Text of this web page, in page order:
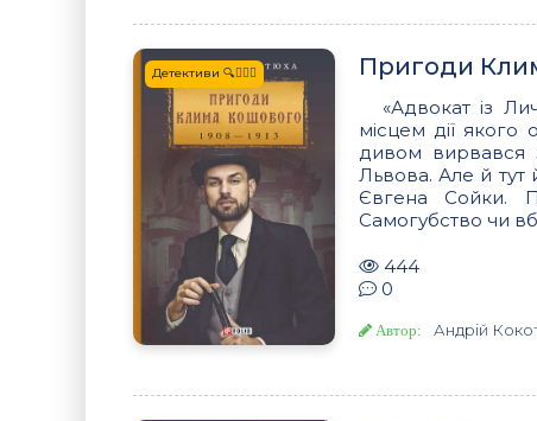
Детективи 🔍🕵️‍♂️🔪 Пригоди
«Адвокат із
місцем дії
дивом вирвався
Львова. Але й тут
Євгена Сойки.
Самогубство чи
444
0
Автор: Андрій